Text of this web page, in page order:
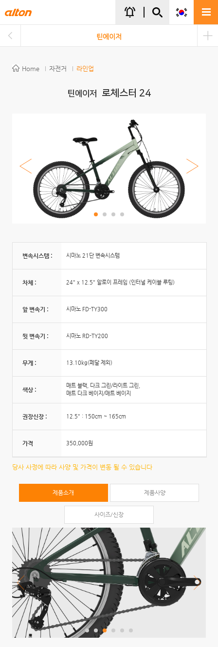
notifications_active
틴에이저
Home 자전거 라인업
틴에이저 로체스터 24
변속시스템 : 시마노 21단 변속시스템
차체 : 24" x 12.5" 알로이 프레임 (인터널 케이블 루팅)
앞 변속기 : 시마노 FD-TY300
뒷 변속기 : 시마노 RD-TY200
무게 : 13.10kg(페달 제외)
색상 :
매트 블랙, 다크 그린/라이트 그린,
매트 다크 베이지/매트 베이지
권장신장 : 12.5" : 150cm ~ 165cm
가격 350,000원
당사 사정에 따라 사양 및 가격이 변동 될 수 있습니다
제품소개 제품사양
사이즈/신장